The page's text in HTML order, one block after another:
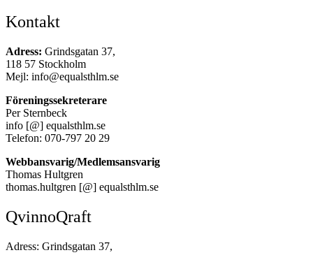
Kontakt
Adress: Grindsgatan 37,
118 57 Stockholm
Mejl: info@equalsthlm.se
Föreningssekreterare
Per Sternbeck
info [@] equalsthlm.se
Telefon: 070-797 20 29
Webbansvarig/Medlemsansvarig
Thomas Hultgren
thomas.hultgren [@] equalsthlm.se
QvinnoQraft
Adress: Grindsgatan 37,